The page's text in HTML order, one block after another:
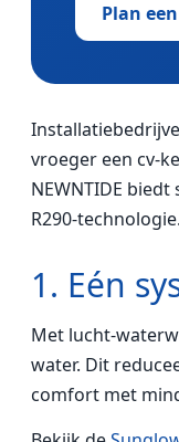
Plan
vroeger een cv-
NEWNTIDE
R290-technologie.
1. Eén
Met lucht-
water. Dit
comfort met